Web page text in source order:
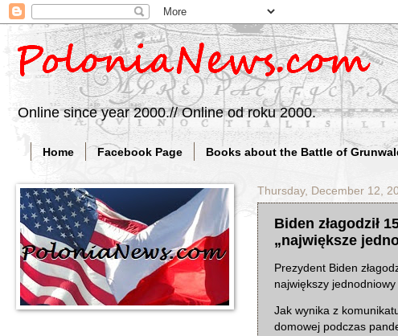
Online since year 2000.// Online od roku 2000.
Home Facebook Page Books about the Battle of
Thursday, December 12,
Biden złagodził
„największe
Prezydent Biden
największy jednodniowy
Jak wynika z
domowej podczas